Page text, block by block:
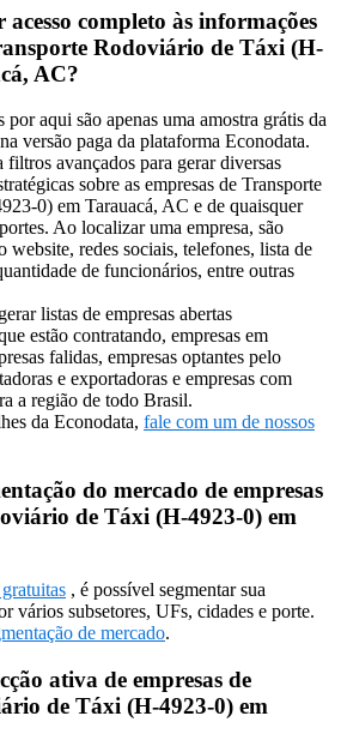
completo às informações
Rodoviário de Táxi (H-
AC?
aqui são apenas uma amostra grátis da
versão paga da plataforma Econodata.
filtros avançados para gerar diversas
sobre as empresas de Transporte
0) em Tarauacá, AC e de quaisquer
Ao localizar uma empresa, são
website, redes sociais, telefones, lista de
de funcionários, entre outras
listas de empresas abertas
estão contratando, empresas em
falidas, empresas optantes pelo
e exportadoras e empresas com
a região de todo Brasil.
da Econodata, fale com um de nossos
do mercado de empresas
de Táxi (H-4923-0) em
, é possível segmentar sua
vários subsetores, UFs, cidades e porte.
de mercado.
ativa de empresas de
de Táxi (H-4923-0) em